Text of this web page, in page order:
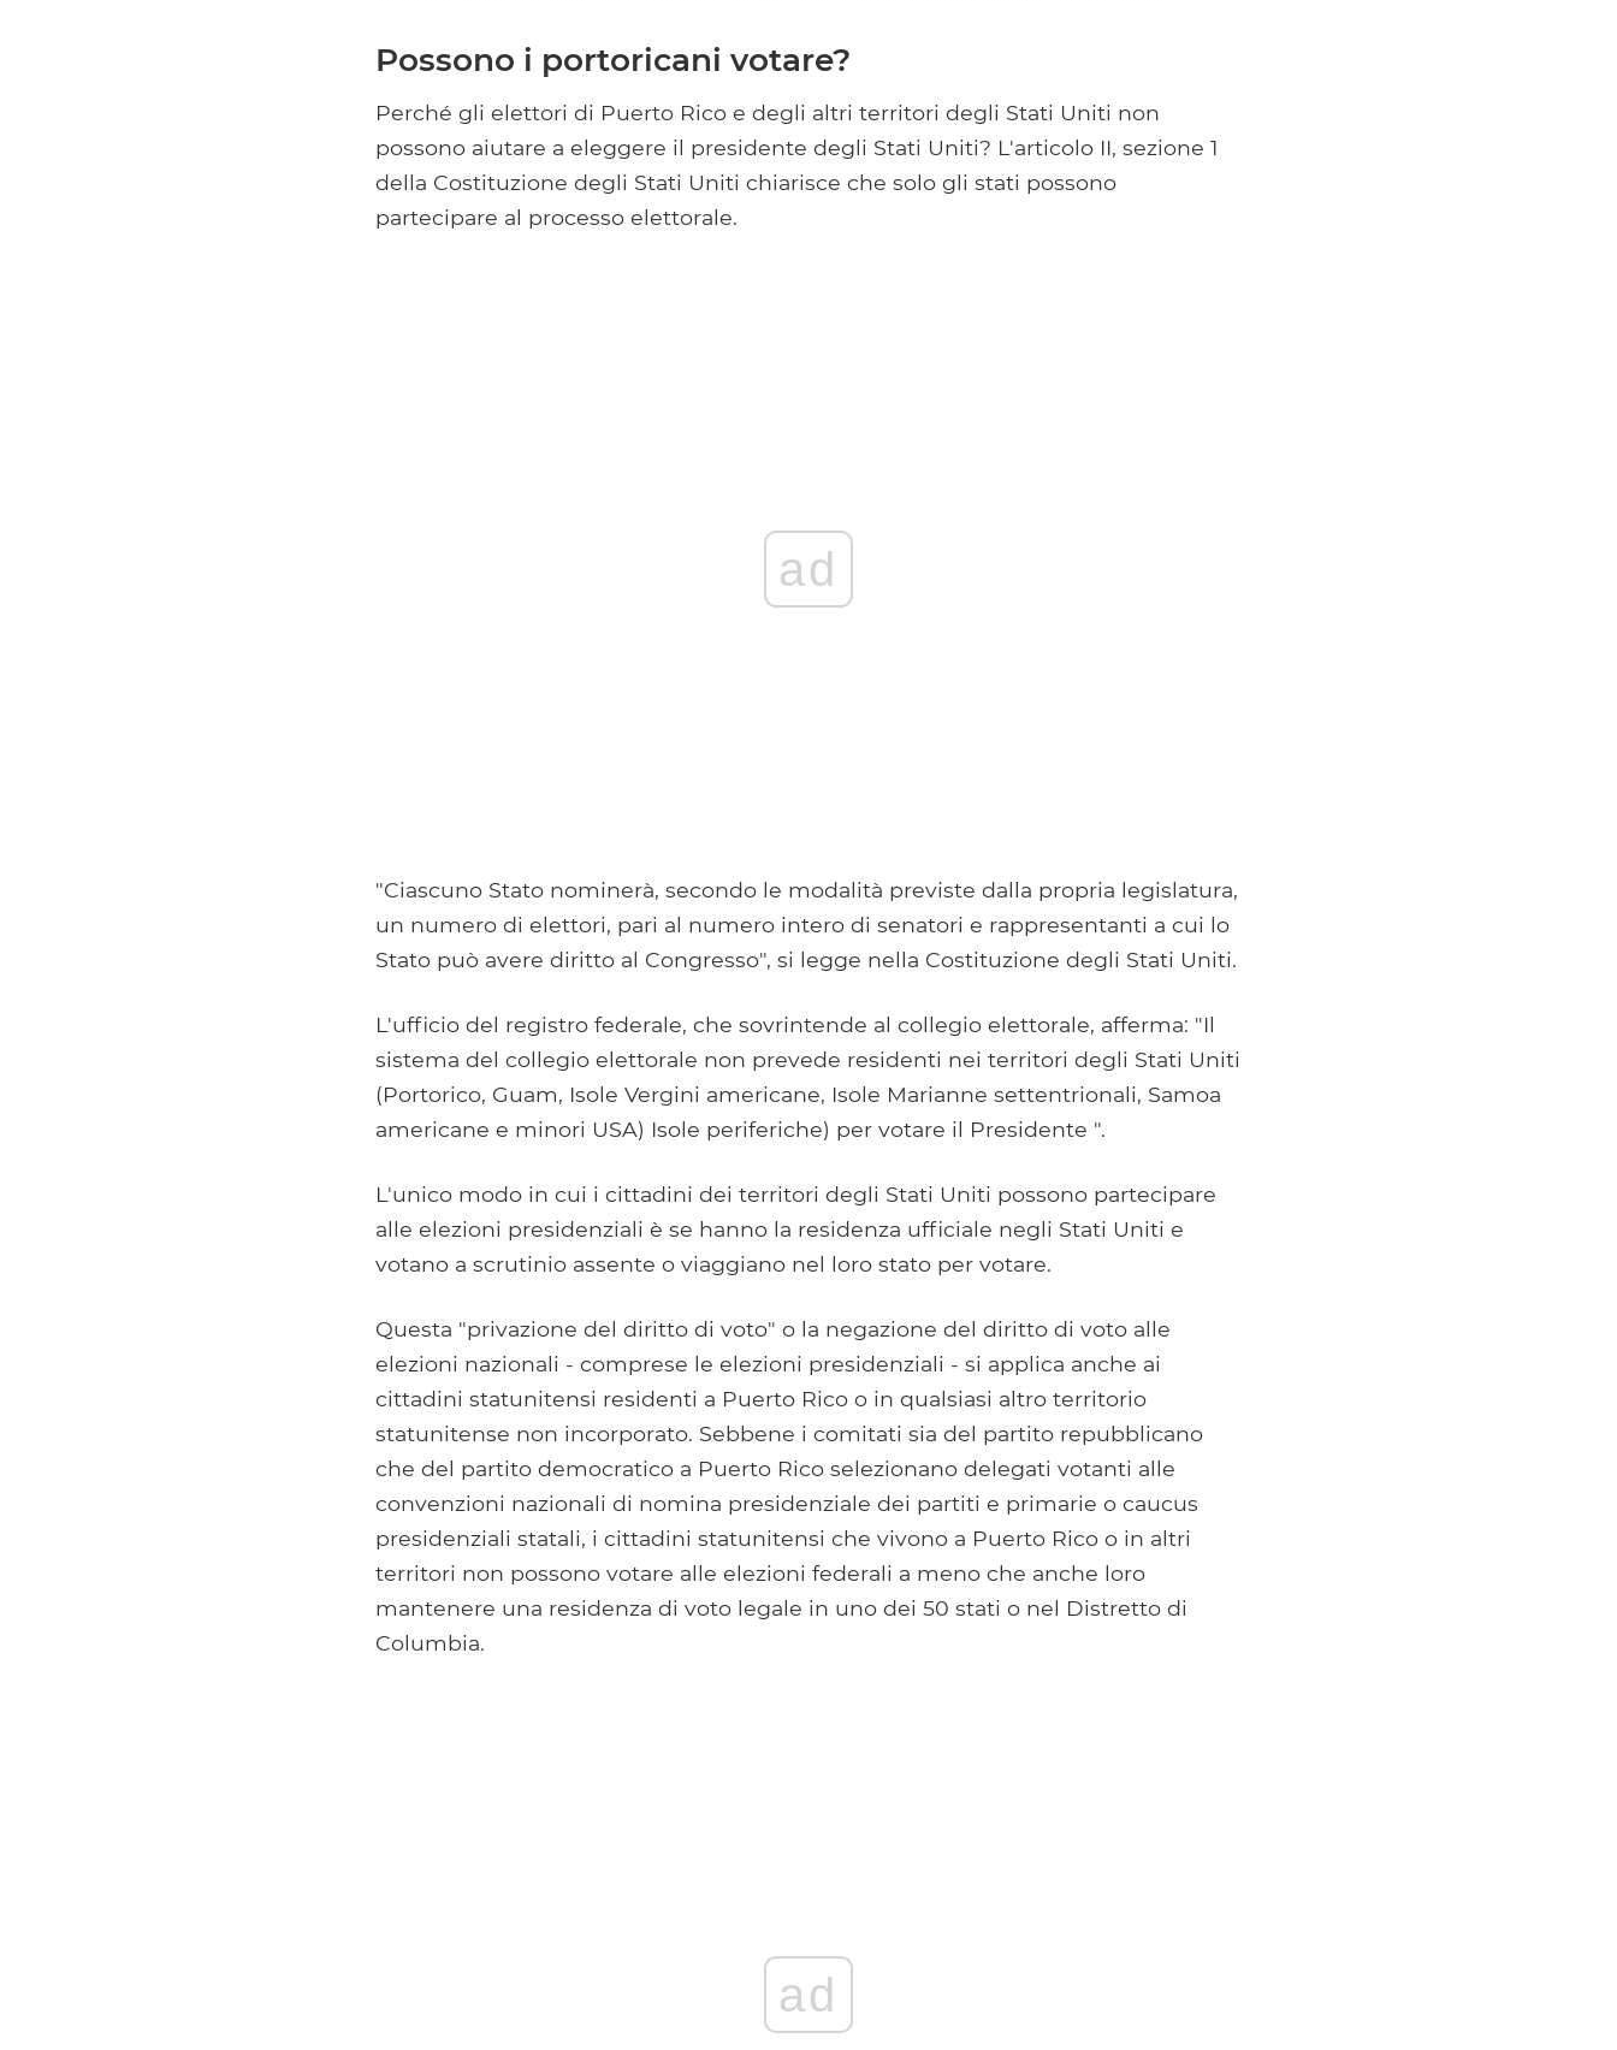
Possono i portoricani votare?
Perché gli elettori di Puerto Rico e degli altri territori degli Stati Uniti non
possono aiutare a eleggere il presidente degli Stati Uniti? L'articolo II, sezione 1
della Costituzione degli Stati Uniti chiarisce che solo gli stati possono
partecipare al processo elettorale.
ad
"Ciascuno Stato nominerà, secondo le modalità previste dalla propria legislatura,
un numero di elettori, pari al numero intero di senatori e rappresentanti a cui lo
Stato può avere diritto al Congresso", si legge nella Costituzione degli Stati Uniti.
L'ufficio del registro federale, che sovrintende al collegio elettorale, afferma: "Il
sistema del collegio elettorale non prevede residenti nei territori degli Stati Uniti
(Portorico, Guam, Isole Vergini americane, Isole Marianne settentrionali, Samoa
americane e minori USA) Isole periferiche) per votare il Presidente ".
L'unico modo in cui i cittadini dei territori degli Stati Uniti possono partecipare
alle elezioni presidenziali è se hanno la residenza ufficiale negli Stati Uniti e
votano a scrutinio assente o viaggiano nel loro stato per votare.
Questa "privazione del diritto di voto" o la negazione del diritto di voto alle
elezioni nazionali - comprese le elezioni presidenziali - si applica anche ai
cittadini statunitensi residenti a Puerto Rico o in qualsiasi altro territorio
statunitense non incorporato. Sebbene i comitati sia del partito repubblicano
che del partito democratico a Puerto Rico selezionano delegati votanti alle
convenzioni nazionali di nomina presidenziale dei partiti e primarie o caucus
presidenziali statali, i cittadini statunitensi che vivono a Puerto Rico o in altri
territori non possono votare alle elezioni federali a meno che anche loro
mantenere una residenza di voto legale in uno dei 50 stati o nel Distretto di
Columbia.
ad